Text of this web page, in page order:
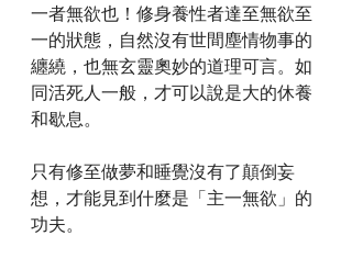
一者無欲也！修身養性者達至無欲至
一的狀態，自然沒有世間塵情物事的
纏繞，也無玄靈奧妙的道理可言。如
同活死人一般，才可以說是大的休養
和歇息。
只有修至做夢和睡覺沒有了顛倒妄
想，才能見到什麼是「主一無欲」的
功夫。